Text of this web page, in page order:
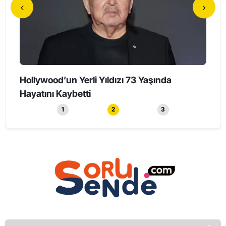
Hollywood’un Yerli Yıldızı 73 Yaşında
Hayatını Kaybetti
1 2 3